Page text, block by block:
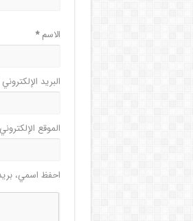
الاسم*
البريد
الموقع الإلكتروني
احفظ اسمي،